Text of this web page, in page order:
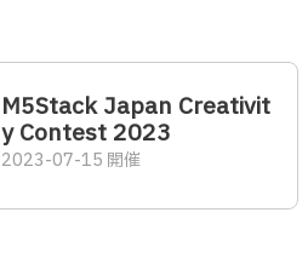
M5Stack Japan Creativit
y Contest 2023
2023-07-15 開催